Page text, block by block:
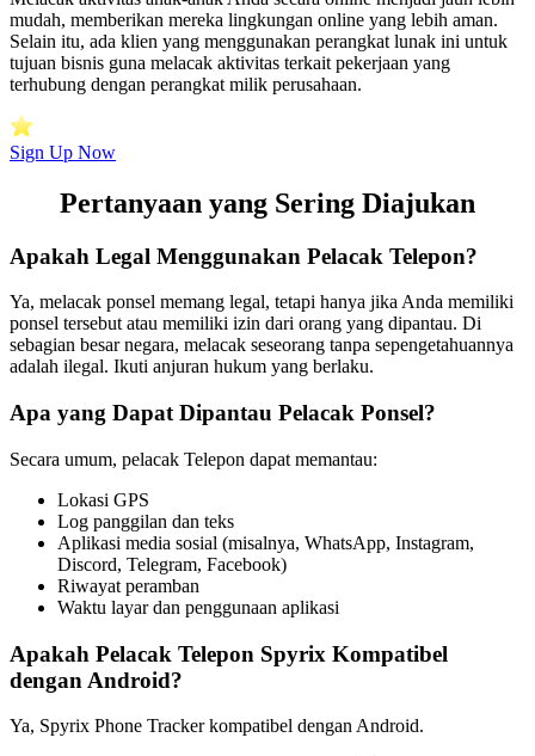
mudah, memberikan mereka lingkungan online yang lebih aman.
Selain itu, ada klien yang menggunakan perangkat lunak ini untuk
tujuan bisnis guna melacak aktivitas terkait pekerjaan yang
terhubung dengan perangkat milik perusahaan.
Sign Up Now
Pertanyaan yang Sering Diajukan
Apakah Legal Menggunakan Pelacak Telepon?
Ya, melacak ponsel memang legal, tetapi hanya jika Anda memiliki
ponsel tersebut atau memiliki izin dari orang yang dipantau. Di
sebagian besar negara, melacak seseorang tanpa sepengetahuannya
adalah ilegal. Ikuti anjuran hukum yang berlaku.
Apa yang Dapat Dipantau Pelacak Ponsel?
Secara umum, pelacak Telepon dapat memantau:
Lokasi GPS
Log panggilan dan teks
Aplikasi media sosial (misalnya, WhatsApp, Instagram,
Discord, Telegram, Facebook)
Riwayat peramban
Waktu layar dan penggunaan aplikasi
Apakah Pelacak Telepon Spyrix Kompatibel
dengan Android?
Ya, Spyrix Phone Tracker kompatibel dengan Android.